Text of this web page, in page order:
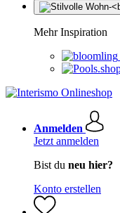
Mehr Inspiration
Anmelden
Jetzt anmelden
Bist du neu hier?
Konto erstellen